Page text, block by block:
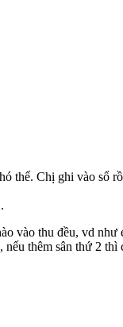
thế. Chị ghi vào sổ
vào thu đều, vd như
nếu thêm sân thứ 2